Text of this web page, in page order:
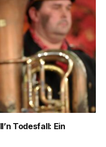
Todesfall: Ein